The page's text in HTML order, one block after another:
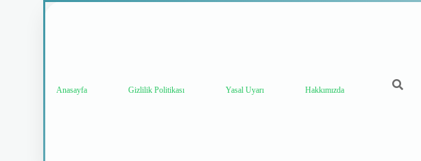
Anasayfa Gizlilik Politikası Yasal Uyarı Hakkımızda